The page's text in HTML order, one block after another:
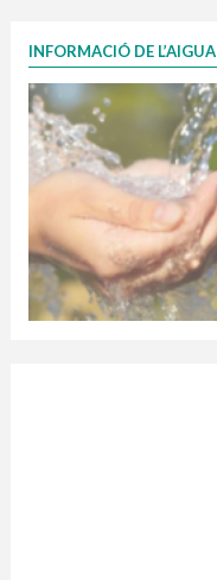
INFORMACIÓ DE L’AIGUA